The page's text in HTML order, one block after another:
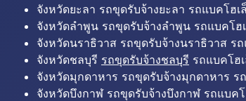
จังหวัดยะลา รถขุดรับจ้างยะลา รถแบคโฮ
จังหวัดลำพูน รถขุดรับจ้างลำพูน รถแบคโ
จังหวัดนราธิวาส รถขุดรับจ้างนราธิวาส ร
จังหวัดชลบุรี รถขุดรับจ้างชลบุรี รถแบคโฮ
จังหวัดมุกดาหาร รถขุดรับจ้างมุกดาหาร
จังหวัดบึงกาฬ รถขุดรับจ้างบึงกาฬ รถแบค